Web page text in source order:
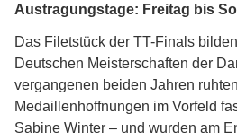
Austragungstage: Freitag bis
Das Filetstück der TT-Finals
Deutschen Meisterschaften der
vergangenen beiden Jahren
Medaillenhoffnungen im Vorfeld
Sabine Winter – und wurden am